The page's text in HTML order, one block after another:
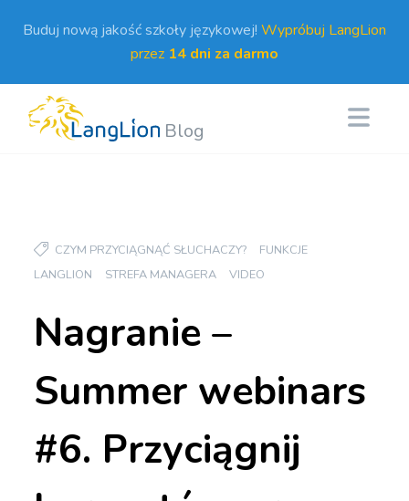
Buduj nową jakość szkoły językowej! Wypróbuj LangLion
przez 14 dni za darmo
Blog
CZYM PRZYCIĄGNĄĆ SŁUCHACZY?
FUNKCJE
LANGLION
STREFA MANAGERA VIDEO
Nagranie –
Summer webinars
#6. Przyciągnij